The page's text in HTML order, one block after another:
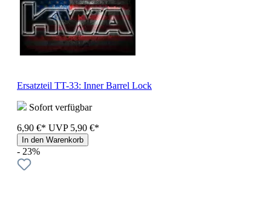
Ersatzteil TT-33: Inner Barrel Lock
Sofort verfügbar
6,90 €* UVP 5,90 €*
In den Warenkorb
- 23%